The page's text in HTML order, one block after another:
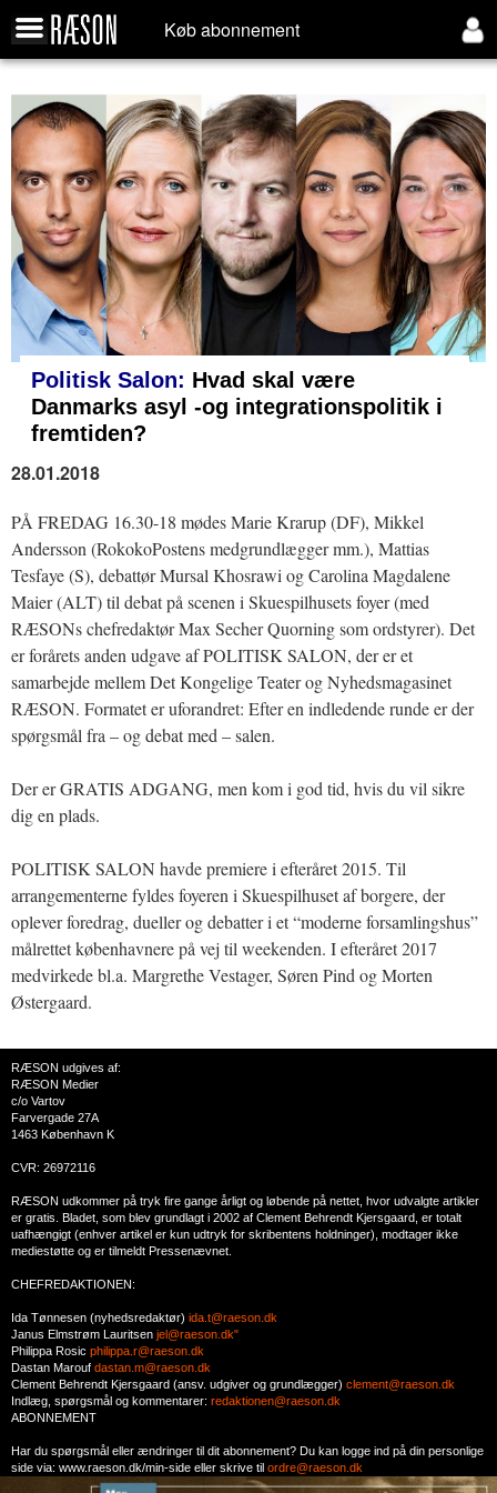
Køb abonnement
Politisk Salon: Hvad skal være
Danmarks asyl -og integrationspolitik i
fremtiden?
28.01.2018
PÅ FREDAG 16.30-18 mødes Marie Krarup (DF), Mikkel
Andersson (RokokoPostens medgrundlægger mm.), Mattias
Tesfaye (S), debattør Mursal Khosrawi og Carolina Magdalene
Maier (ALT) til debat på scenen i Skuespilhusets foyer (med
RÆSONs chefredaktør Max Secher Quorning som ordstyrer). Det
er forårets anden udgave af POLITISK SALON, der er et
samarbejde mellem Det Kongelige Teater og Nyhedsmagasinet
RÆSON. Formatet er uforandret: Efter en indledende runde er der
spørgsmål fra – og debat med – salen.
Der er GRATIS ADGANG, men kom i god tid, hvis du vil sikre
dig en plads.
POLITISK SALON havde premiere i efteråret 2015. Til
arrangementerne fyldes foyeren i Skuespilhuset af borgere, der
oplever foredrag, dueller og debatter i et “moderne forsamlingshus”
målrettet københavnere på vej til weekenden. I efteråret 2017
medvirkede bl.a. Margrethe Vestager, Søren Pind og Morten
Østergaard.
RÆSON udgives af:
RÆSON Medier
c/o Vartov
Farvergade 27A
1463 København K
CVR: 26972116
RÆSON udkommer på tryk fire gange årligt og løbende på nettet, hvor udvalgte artikler
er gratis. Bladet, som blev grundlagt i 2002 af Clement Behrendt Kjersgaard, er totalt
uafhængigt (enhver artikel er kun udtryk for skribentens holdninger), modtager ikke
mediestøtte og er tilmeldt Pressenævnet.
CHEFREDAKTIONEN:
Ida Tønnesen (nyhedsredaktør) ida.t@raeson.dk
Janus Elmstrøm Lauritsen jel@raeson.dk"
Philippa Rosic philippa.r@raeson.dk
Dastan Marouf dastan.m@raeson.dk
Clement Behrendt Kjersgaard (ansv. udgiver og grundlægger) clement@raeson.dk
Indlæg, spørgsmål og kommentarer: redaktionen@raeson.dk
ABONNEMENT
Har du spørgsmål eller ændringer til dit abonnement? Du kan logge ind på din personlige
side via: www.raeson.dk/min-side eller skrive til ordre@raeson.dk